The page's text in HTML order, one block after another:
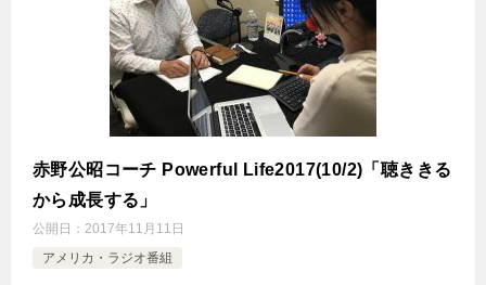
赤野公昭コーチ Powerful Life2017(10/2)「聴ききる
から成長する」
公開日： 2017年11月11日
アメリカ・ラジオ番組